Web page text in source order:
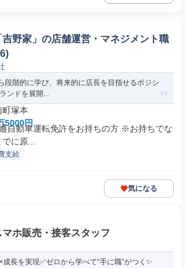
野家」の店舗運営・マネジメント職
段階的に学び、将来的に店長を目指せるポジシ
ンドを展開...
町塚本
5000円
自動車運転免許をお持ちの方 ※お持ちでな
に原...
支給
気になる
ホ販売・接客スタッフ
成長を実現✅ゼロから学べて“手に職”がつく✨